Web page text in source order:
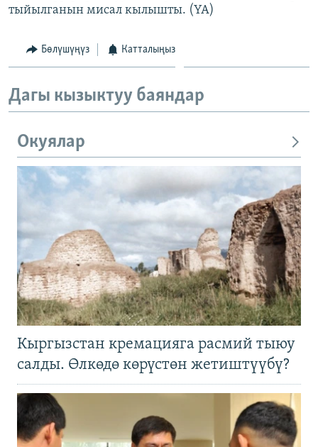
тыйылганын мисал кылышты. (YA)
Бөлүшүңүз Катталыңыз
Дагы кызыктуу баяндар
Окуялар
Кыргызстан кремацияга расмий тыюу
салды. Өлкөдө көрүстөн жетиштүүбү?